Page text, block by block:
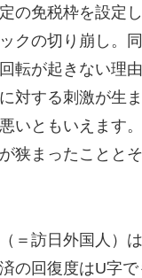
の免税枠を設定
クの切り崩し。
転が起きない理
対する刺激が生
いともいえます
狭まったことと
＝訪日外国人）
の回復度はU字